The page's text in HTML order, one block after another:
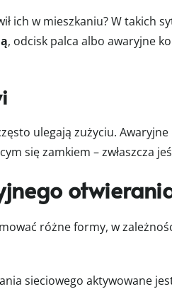
ich w mieszkaniu? W
, odcisk palca albo awaryjne
ulegają zużyciu.
się zamkiem – zwłaszcza
różne formy, w
sieciowego aktywowane